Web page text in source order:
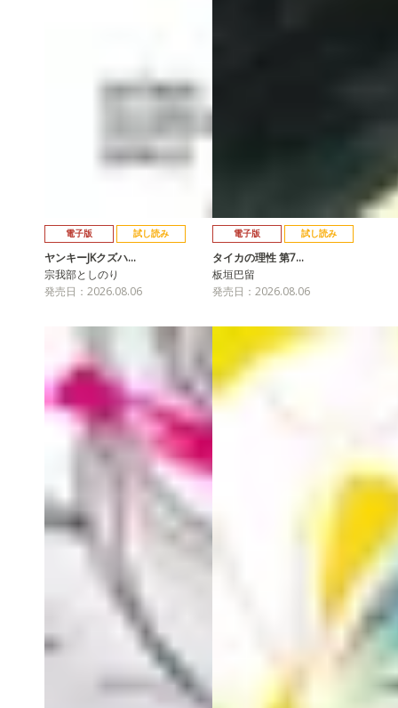
電子版 試し読み
ヤンキーJKクズハ…
宗我部としのり
発売日：2026.08.06
電子版 試し読み
タイカの理性 第7…
板垣巴留
発売日：2026.08.06